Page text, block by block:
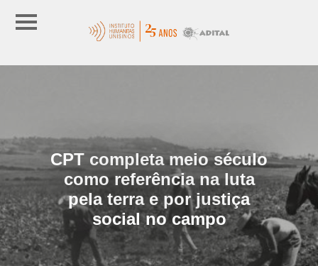
CPT completa meio século
como referência na luta
pela terra e por justiça
social no campo